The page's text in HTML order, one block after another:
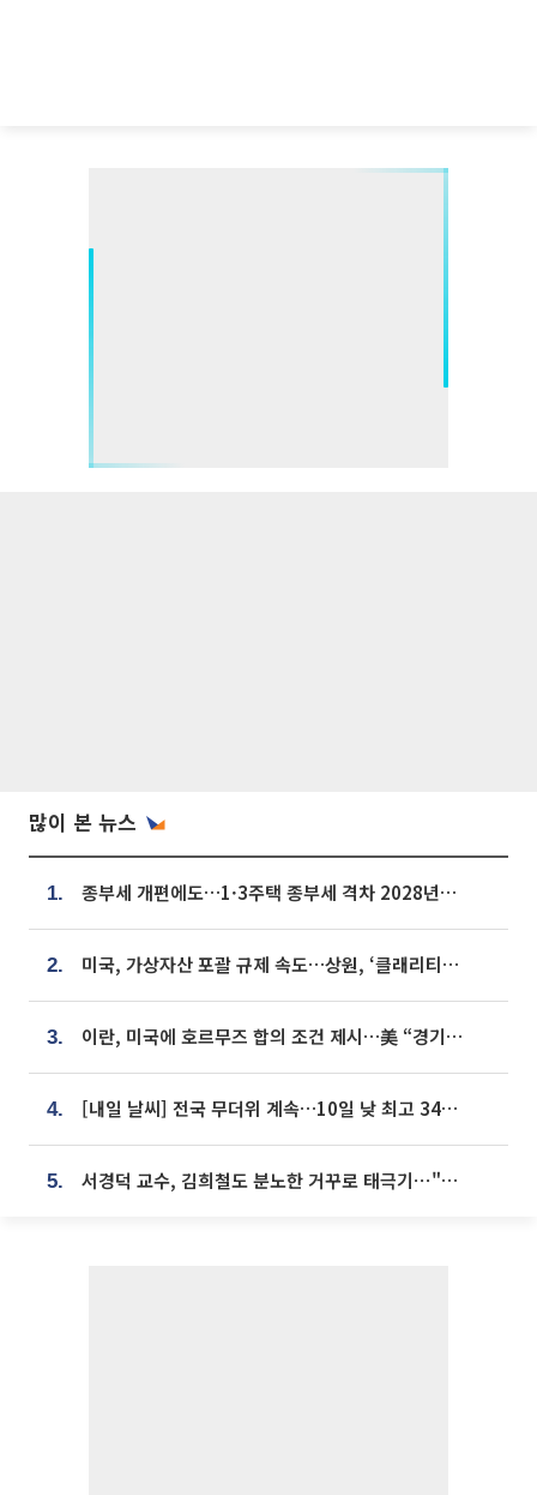
많이 본 뉴스
1. 종부세 개편에도…1·3주택 종부세 격차 2028년부터 확대
2. 미국, 가상자산 포괄 규제 속도…상원, ‘클래리티법’ 9월 절차투표 추진
3. 이란, 미국에 호르무즈 합의 조건 제시…美 “경기 아직 안 끝나” [종합]
4. [내일 날씨] 전국 무더위 계속…10일 낮 최고 34도 육박
5. 서경덕 교수, 김희철도 분노한 거꾸로 태극기⋯"엉터리는 아냐, 아쉬울 뿐"